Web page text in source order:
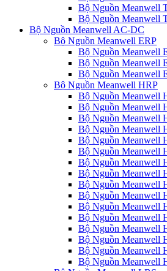
Bộ Nguồn Meanwell
Bộ Nguồn Meanwell
Bộ Nguồn Meanwell AC-DC
Bộ Nguồn Meanwell ERP
Bộ Nguồn Meanwell
Bộ Nguồn Meanwell
Bộ Nguồn Meanwell
Bộ Nguồn Meanwell HRP
Bộ Nguồn Meanwell
Bộ Nguồn Meanwell
Bộ Nguồn Meanwell
Bộ Nguồn Meanwell
Bộ Nguồn Meanwell
Bộ Nguồn Meanwell
Bộ Nguồn Meanwell
Bộ Nguồn Meanwell
Bộ Nguồn Meanwell
Bộ Nguồn Meanwell
Bộ Nguồn Meanwell
Bộ Nguồn Meanwell
Bộ Nguồn Meanwell
Bộ Nguồn Meanwell
Bộ Nguồn Meanwell
Bộ Nguồn Meanwell